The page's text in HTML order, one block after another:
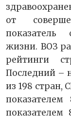
от
показатель
жизни. ВОЗ
рейтинги
Последний –
из 198 стран,